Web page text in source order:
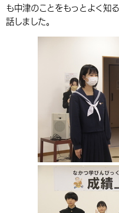
中国語（繁体字）
環境・衛生
都市整備
手当・助成
観光なび
市政情報
地方創生・地域活性化
も中津のことをもっとよく知
話しました。